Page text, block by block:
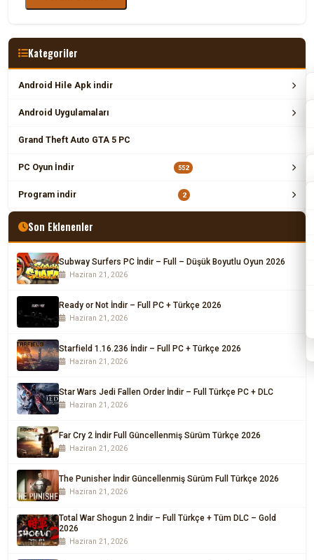
Kategoriler
Android Hile Apk indir
Android Uygulamaları
Grand Theft Auto GTA 5 PC
PC Oyun İndir 552
Program indir 2
Son Eklenenler
Subway Surfers PC İndir – Full – Düşük Boyutlu Oyun 2026
Haziran 21, 2026
Ready or Not İndir – Full PC + Türkçe 2026
Haziran 21, 2026
Starfield 1.16.236 İndir – Full PC + Türkçe 2026
Haziran 21, 2026
Star Wars Jedi Fallen Order İndir – Full Türkçe PC + DLC
Haziran 21, 2026
Far Cry 2 İndir Full Güncellenmiş Sürüm Türkçe 2026
Haziran 21, 2026
The Punisher İndir Güncellenmiş Sürüm Full Türkçe 2026
Haziran 21, 2026
Total War Shogun 2 İndir – Full Türkçe + Tüm DLC – Gold
2026
Haziran 21, 2026